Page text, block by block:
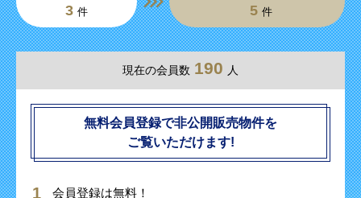
3 件 5 件
現在の会員数 190 人
無料会員登録で非公開販売物件を
ご覧いただけます!
会員登録は無料！